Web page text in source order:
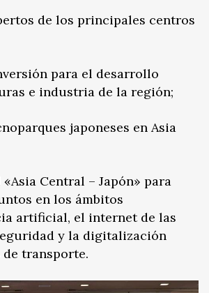
de los principales centros
para el desarrollo
e industria de la región;
japoneses en Asia
Central – Japón» para
en los ámbitos
artificial, el internet de las
y la digitalización
de transporte.